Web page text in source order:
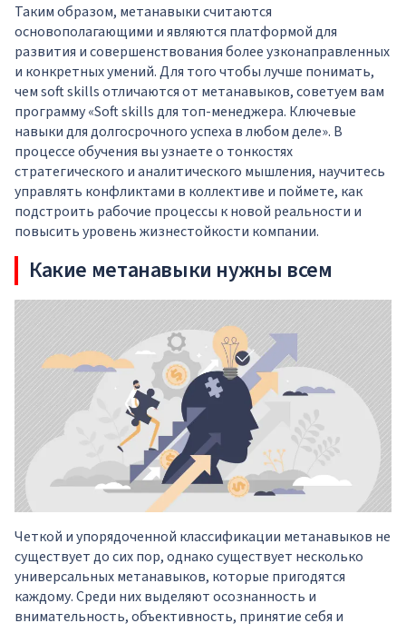
Таким образом, метанавыки считаются
основополагающими и являются платформой для
развития и совершенствования более узконаправленных
и конкретных умений. Для того чтобы лучше понимать,
чем soft skills отличаются от метанавыков, советуем вам
программу«Soft skills для топ-менеджера. Ключевые
навыки для долгосрочного успеха в любом деле». В
процессе обучения вы узнаете о тонкостях
стратегического и аналитического мышления, научитесь
управлять конфликтами в коллективе и поймете, как
подстроить рабочие процессы к новой реальности и
повысить уровень жизнестойкости компании.
Какие метанавыки нужны всем
Четкой и упорядоченной классификации метанавыков не
существует до сих пор, однако существует несколько
универсальных метанавыков, которые пригодятся
каждому. Среди них выделяют осознанность и
внимательность, объективность, принятие себя и